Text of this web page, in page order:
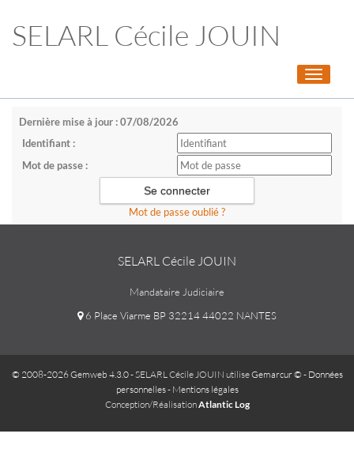
SELARL Cécile JOUIN
Toggle
Dernière mise à jour : 07/08/2026
Identifiant :
Mot de passe :
Mot de passe oublié ?
SELARL Cécile JOUIN
Mandataire Judiciaire
6 Place Viarme BP 32214 44022 NANTES
© 2008-2026 Gemweb 4.3.0- SELARL Cécile JOUIN utiliseGemarcur © - Données
personnelles- Mentions légales
Conception/RéalisationAtlantic Log